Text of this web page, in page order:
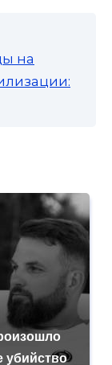
на
убийство